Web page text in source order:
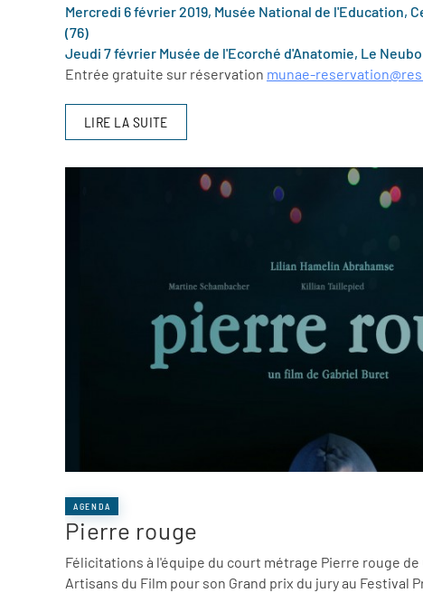
Mercredi 6 février 2019, Musée National de l'Education,
(76)
Jeudi 7 février Musée de l'Ecorché d'Anatomie, Le
Entrée gratuite sur réservation munae-reservation@
LIRE LA SUITE
AGENDA
Pierre rouge
Félicitations à l'équipe du court métrage Pierre rouge
Artisans du Film pour son Grand prix du jury au Festival